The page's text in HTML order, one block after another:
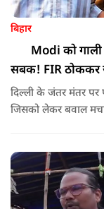
बिहार
Modi को
सबक! FIR ठोककर
दिल्ली के जंतर मंतर पर
जिसको लेकर बवाल
गालीबाजों को माफ
चाहिए.